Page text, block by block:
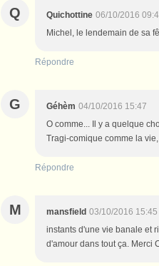
Q Quichottine 06/10/2016
Michel, le lendemain de sa
Répondre
G Géhèm 04/10/2016 15:47
O comme... Il y a quelque
Tragi-comique comme la
Répondre
M mansfield 03/10/2016 15:45
instants d'une vie banale et
d'amour dans tout ça. Merci